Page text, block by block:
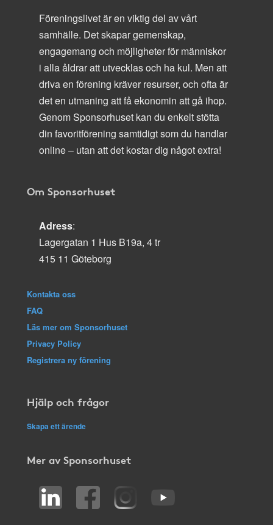
Föreningslivet är en viktig del av vårt
samhälle. Det skapar gemenskap,
engagemang och möjligheter för människor
i alla åldrar att utvecklas och ha kul. Men att
driva en förening kräver resurser, och ofta är
det en utmaning att få ekonomin att gå ihop.
Genom Sponsorhuset kan du enkelt stötta
din favoritförening samtidigt som du handlar
online – utan att det kostar dig något extra!
Om Sponsorhuset
Adress:
Lagergatan 1 Hus B19a, 4 tr
415 11 Göteborg
Kontakta oss
FAQ
Läs mer om Sponsorhuset
Privacy Policy
Registrera ny förening
Hjälp och frågor
Skapa ett ärende
Mer av Sponsorhuset